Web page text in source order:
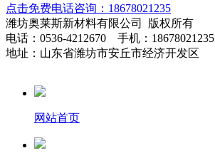
点击免费电话咨询：18678021235
潍坊奥莱斯新材料有限公司 版权所有
电话：0536-4212670 手机：18678021235
地址：山东省潍坊市安丘市经济开发区
网站首页